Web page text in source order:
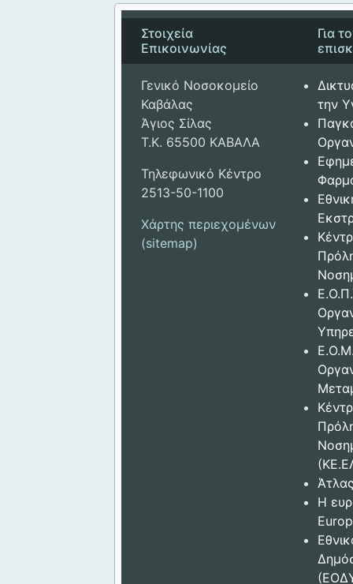
Στοιχεία
Επικοινωνίας
Γενικό Νοσοκομείο
Καβάλας
Άγιος Σίλας
Τ.Κ. 65500 ΚΑΒΑΛΑ
Τηλεφωνικό Κέντρο
2513-50-1100
Χάρτης περιεχομένων
(sitemap)
Για
την
Η